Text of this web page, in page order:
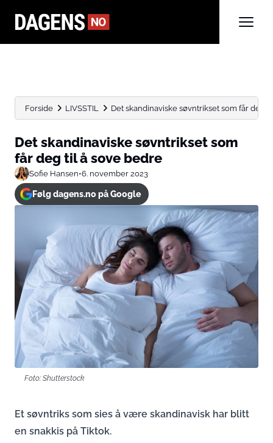
Forside LIVSSTIL Det skandinaviske søvntrikset som får deg
Det skandinaviske søvntrikset som
får deg til å sove bedre
Sofie Hansen•6. november 2023
Følg dagens.no på Google
Foto: Shutterstock
Et søvntriks som sies å være skandinavisk har blitt
en snakkis på Tiktok.